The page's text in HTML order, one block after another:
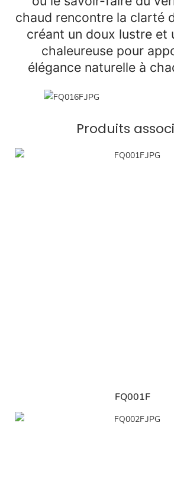
chaud rencontre la clarté
créant un doux lustre et
chaleureuse pour
élégance naturelle à
Produits
FQ001F